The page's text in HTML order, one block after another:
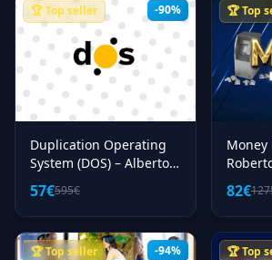
-90%
🏆 Top seller
Duplication Operating
System (DOS) – Alberto
57€595€
🏆 Top
Money
82€
-94%
🏆 Top seller 🏆 Top